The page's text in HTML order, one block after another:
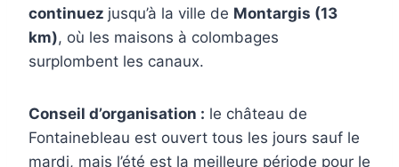
continuez jusqu’à la ville de Montargis (13
km), où les maisons à colombages
surplombent les canaux.
Conseil d’organisation : le château de
Fontainebleau est ouvert tous les jours sauf le
mardi, mais l’été est la meilleure période pour le